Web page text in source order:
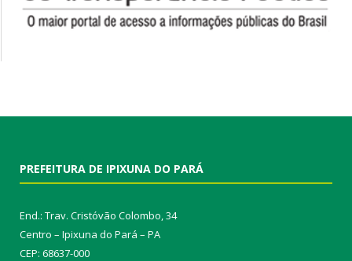
PREFEITURA DE IPIXUNA DO PARÁ
End.: Trav. Cristóvão Colombo, 34
Centro – Ipixuna do Pará – PA
CEP: 68637-000